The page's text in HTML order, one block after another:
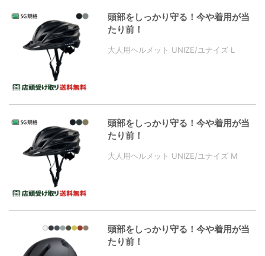
頭部をしっかり守る！今や着用が当
たり前！
大人用ヘルメット UNIZE/ユナイズ L
頭部をしっかり守る！今や着用が当
たり前！
大人用ヘルメット UNIZE/ユナイズ M
頭部をしっかり守る！今や着用が当
たり前！